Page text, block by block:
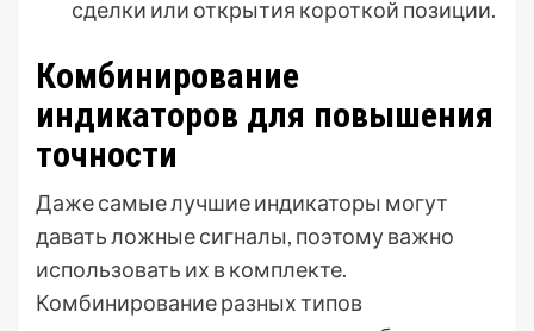
сделки или открытия короткой позиции.
Комбинирование
индикаторов для повышения
точности
Даже самые лучшие индикаторы могут
давать ложные сигналы, поэтому важно
использовать их в комплекте.
Комбинирование разных типов